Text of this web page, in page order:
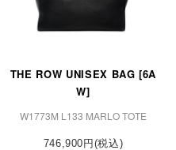
THE ROW UNISEX BAG [6A
W]
W1773M L133 MARLO TOTE
746,900円(税込)